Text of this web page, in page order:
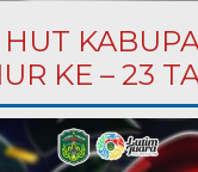
HUT
KE – 23